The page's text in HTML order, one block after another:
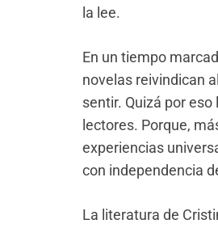
la lee.
En un tiempo
novelas reivindican
sentir. Quizá por eso
lectores. Porque,
experiencias
con independencia
La literatura de